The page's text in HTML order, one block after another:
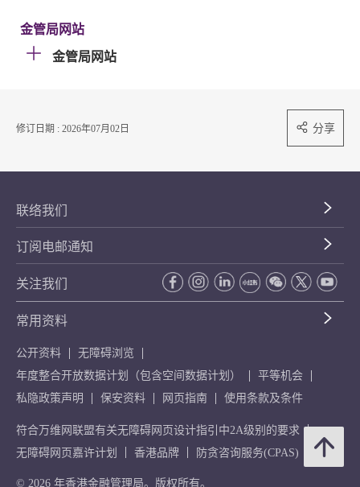
金管局网站
金管局网站
修订日期 : 2026年07月02日 分享
联络我们
订阅电邮通知
关注我们
常用资料
公开资料
无障碍浏览
年度整合开放数据计划（包含空间数据计划）
平等机会
私隐政策声明
保安资料 网页指南 使用条款及条件
符合万维网联盟有关无障碍网页设计指引中2A级别的要求
无障碍网页嘉许计划
香港品牌 防贪咨询服务(CPAS)
© 2026 年香港金融管理局。版权所有。